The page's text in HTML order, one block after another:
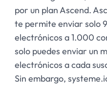
por un plan Ascend.
te permite enviar solo
electrónicos a 1.000
solo puedes enviar un
electrónicos a cada
Sin embargo,